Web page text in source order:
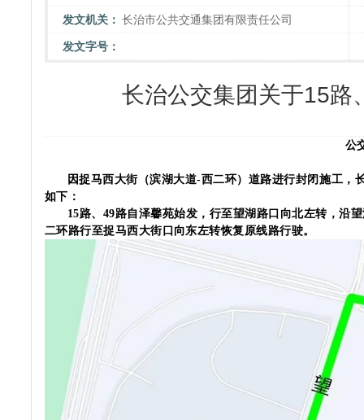
发文机关： 长治市公共交通集团有限责任公司
发文字号：
长治公交集团关于15路
公
因捉马西大街（滨湖大道-西二环） 道路进行封闭施工 ，
如下：
15路、 49路自泽馨苑始发，行至望湖路口向北左转，沿
二环路行至捉马西大街口向东左转恢复原线路行驶。